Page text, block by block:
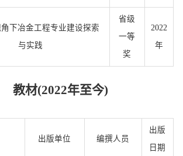
角下冶金工程专业建设探索
与实践
省级
一等
奖
2022
年
教材(2022年至今)
出版单位 编撰人员
出版
日期